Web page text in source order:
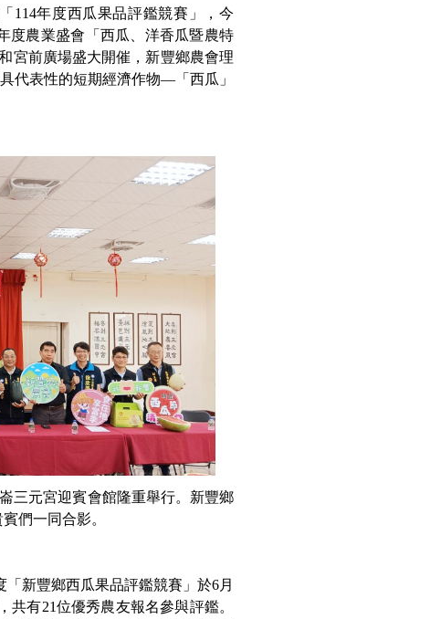
114年度西瓜果品評鑑競賽」，今
度農業盛會「西瓜、洋香瓜暨農特
宮前廣場盛大開催，新豐鄉農會理
代表性的短期經濟作物—「西瓜」
三元宮迎賓會館隆重舉行。新豐鄉
們一同合影。
新豐鄉西瓜果品評鑑競賽」於6月
有21位優秀農友報名參與評鑑。